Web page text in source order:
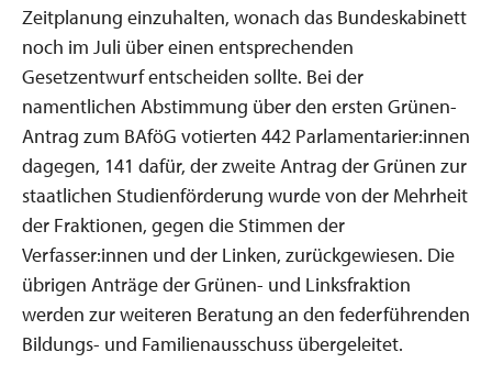
Zeitplanung einzuhalten, wonach das Bundeskabinett
noch im Juli über einen entsprechenden
Gesetzentwurf entscheiden sollte. Bei der
namentlichen Abstimmung über den ersten Grünen-
Antrag zum BAföG votierten 442 Parlamentarier:innen
dagegen, 141 dafür, der zweite Antrag der Grünen zur
staatlichen Studienförderung wurde von der Mehrheit
der Fraktionen, gegen die Stimmen der
Verfasser:innen und der Linken, zurückgewiesen. Die
übrigen Anträge der Grünen- und Linksfraktion
werden zur weiteren Beratung an den federführenden
Bildungs- und Familienausschuss übergeleitet.